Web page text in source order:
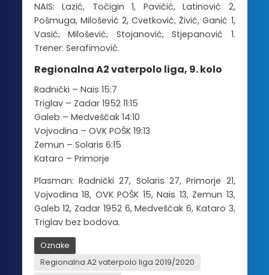
NAIS: Lazić, Točigin 1, Pavičić, Latinović 2,
Pošmuga, Milošević 2, Cvetković, Živić, Ganić 1,
Vasić, Milošević, Stojanović, Stjepanović 1.
Trener: Serafimović.
Regionalna A2 vaterpolo liga, 9. kolo
Radnički – Nais 15:7
Triglav – Zadar 1952 11:15
Galeb – Medveščak 14:10
Vojvodina – OVK POŠK 19:13
Zemun – Solaris 6:15
Kataro – Primorje
Plasman: Radnički 27, Solaris 27, Primorje 21,
Vojvodina 18, OVK POŠK 15, Nais 13, Zemun 13,
Galeb 12, Zadar 1952 6, Medveščak 6, Kataro 3,
Triglav bez bodova.
Oznake
Regionalna A2 vaterpolo liga 2019/2020